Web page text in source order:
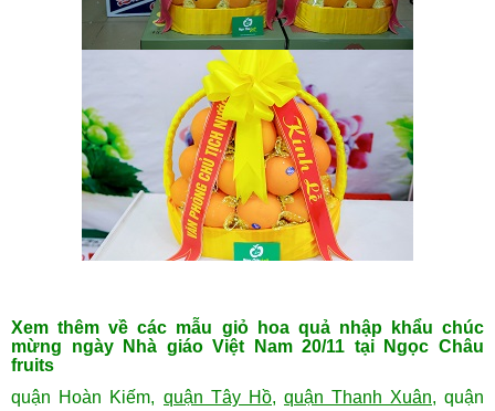
Xem thêm về các mẫu giỏ hoa quả nhập khẩu chúc
mừng ngày Nhà giáo Việt Nam 20/11 tại Ngọc Châu
fruits
quận Hoàn Kiếm, quận Tây Hồ, quận Thanh Xuân, quận